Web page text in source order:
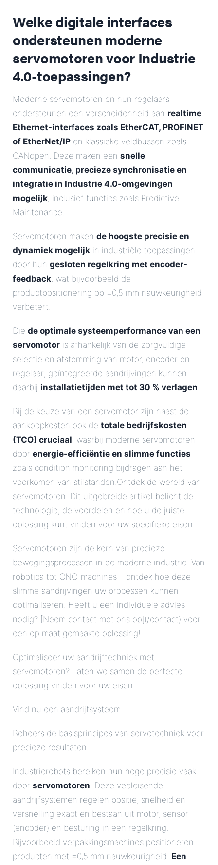
Welke digitale interfaces
ondersteunen moderne
servomotoren voor Industrie
4.0-toepassingen?
Moderne servomotoren en hun regelaars
ondersteunen een verscheidenheid aan realtime
Ethernet-interfaces zoals EtherCAT, PROFINET
of EtherNet/IP en klassieke veldbussen zoals
CANopen. Deze maken een snelle
communicatie, precieze synchronisatie en
integratie in Industrie 4.0-omgevingen
mogelijk, inclusief functies zoals Predictive
Maintenance.
Servomotoren maken de hoogste precisie en
dynamiek mogelijk in industriële toepassingen
door hun gesloten regelkring met encoder-
feedback, wat bijvoorbeeld de
productpositionering op ±0,5 mm nauwkeurigheid
verbetert.
Die de optimale systeemperformance van een
servomotor is afhankelijk van de zorgvuldige
selectie en afstemming van motor, encoder en
regelaar; geïntegreerde aandrijvingen kunnen
daarbij installatietijden met tot 30 % verlagen.
Bij de keuze van een servomotor zijn naast de
aankoopkosten ook de totale bedrijfskosten
(TCO) cruciaal, waarbij moderne servomotoren
door energie-efficiëntie en slimme functies
zoals condition monitoring bijdragen aan het
voorkomen van stilstanden.Ontdek de wereld van
servomotoren! Dit uitgebreide artikel belicht de
technologie, de voordelen en hoe u de juiste
oplossing kunt vinden voor uw specifieke eisen.
Servomotoren zijn de kern van precieze
bewegingsprocessen in de moderne industrie. Van
robotica tot CNC-machines – ontdek hoe deze
slimme aandrijvingen uw processen kunnen
optimaliseren. Heeft u een individuele advies
nodig? [Neem contact met ons op](/contact) voor
een op maat gemaakte oplossing!
Optimaliseer uw aandrijftechniek met
servomotoren? Laten we samen de perfecte
oplossing vinden voor uw eisen!
Vind nu een aandrijfsysteem!
Beheers de basisprincipes van servotechniek voor
precieze resultaten.
Industrierobots bereiken hun hoge precisie vaak
door servomotoren. Deze veeleisende
aandrijfsystemen regelen positie, snelheid en
versnelling exact en bestaan uit motor, sensor
(encoder) en besturing in een regelkring.
Bijvoorbeeld verpakkingsmachines positioneren
producten met ±0,5 mm nauwkeurigheid. Een